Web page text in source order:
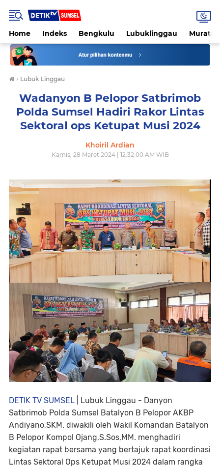
Home Indeks Bengkulu Lubuklinggau
› Lubuk Linggau
Wadanyon B Pelopor Satbrimob
Polda Sumsel Hadiri Rakor Lintas
Sektoral ops Ketupat Musi 2024
Khoiril Ardian
Kamis, 28 Maret 2024 | 12:32:00 AM WIB
DETIK TV SUMSEL | Lubuk Linggau - Danyon
Satbrimob Polda Sumsel Batalyon B Pelopor AKBP
Andiyano,SKM. diwakili oleh Wakil Komandan Batalyon
B Pelopor Kompol Ojang,S.Sos,MM. menghadiri
kegiatan rapat bersama yang bertajuk rapat koordinasi
Lintas Sektoral Ops Ketupat Musi 2024 dalam rangka